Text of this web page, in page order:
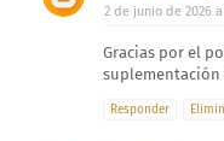
2 de junio de 2026
Gracias por el
Responder